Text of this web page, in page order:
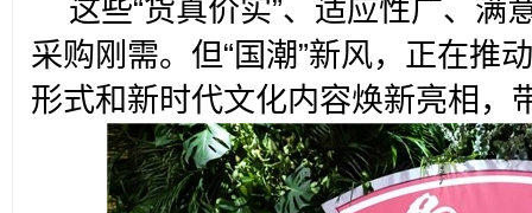
这些“货真价实”、适应性广、满
采购刚需。但“国潮”新风，正在推
形式和新时代文化内容焕新亮相，